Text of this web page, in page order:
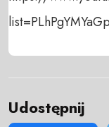
Udostępnij